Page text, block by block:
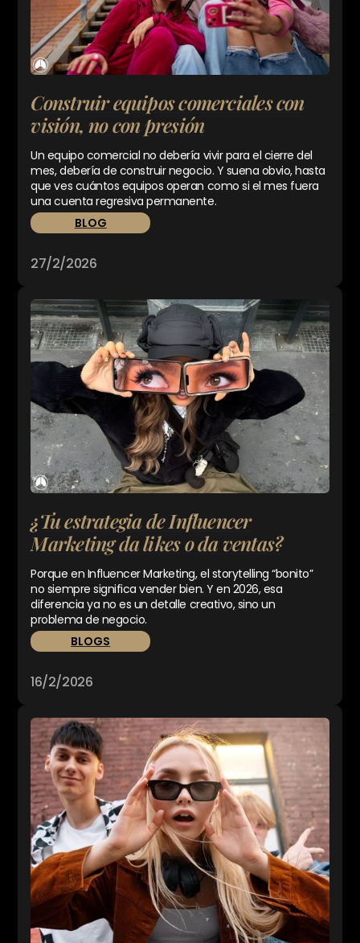
Construir equipos comerciales con
visión, no con presión
Un equipo comercial no debería vivir para el cierre del
mes, debería de construir negocio. Y suena obvio, hasta
que ves cuántos equipos operan como si el mes fuera
una cuenta regresiva permanente.
BLOG
27/2/2026
¿Tu estrategia de Influencer
Marketing da likes o da ventas?
Porque en Influencer Marketing, el storytelling “bonito”
no siempre significa vender bien. Y en 2026, esa
diferencia ya no es un detalle creativo, sino un
problema de negocio.
BLOGS
16/2/2026